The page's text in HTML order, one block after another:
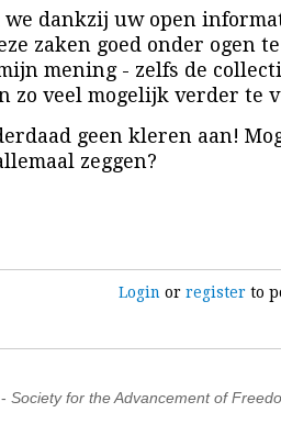
dankzij uw open
zaken goed onder ogen
mening - zelfs de
zo veel mogelijk verder te
geen kleren aan!
zeggen?
Login orregister to
Society for the Advancement of